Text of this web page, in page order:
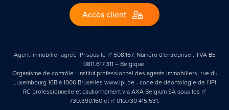
Accès client
Agent immobilier agréé IPI sous le n° 508.167. Numéro d'entreprise : TVA BE
0811.617.311 – Belgique.
Organisme de contrôle : Institut professionnel des agents immobiliers, rue du
Luxembourg 16B à 1000 Bruxelles www.ipi.be - code de déontologie de l’IPI
RC professionnelle et cautionnement via AXA Belgium SA sous les n°
730.390.160 et n° 010.730 415.531.